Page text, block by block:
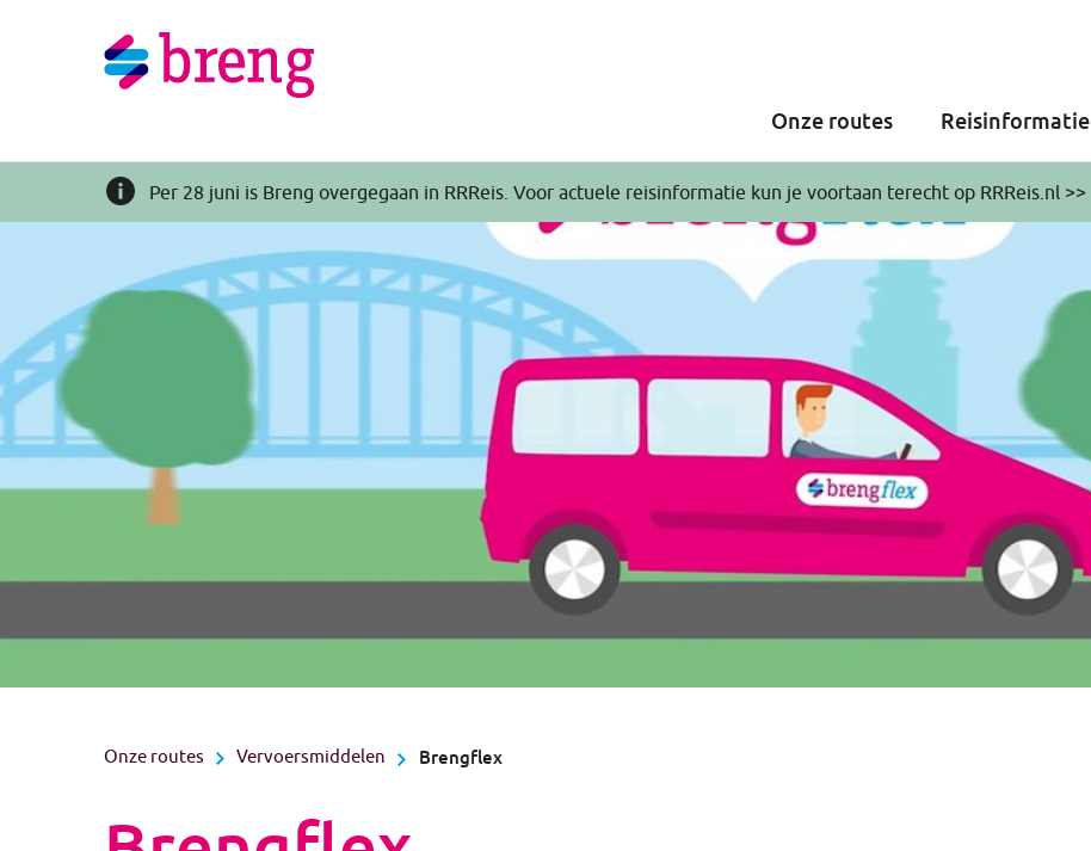
Onze routes Reisinformatie
Per 28 juni is Breng overgegaan in RRReis. Voor actuele reisinformatie kun je voortaan terecht op RRReis.nl >>
Onze routes Vervoersmiddelen Brengflex